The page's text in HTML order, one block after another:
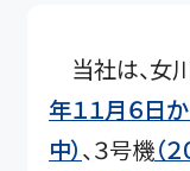
当社は、女
年１１月６日
中）、３号機（